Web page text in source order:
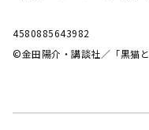
4580885643982
©金田陽介・講談社／「黒猫